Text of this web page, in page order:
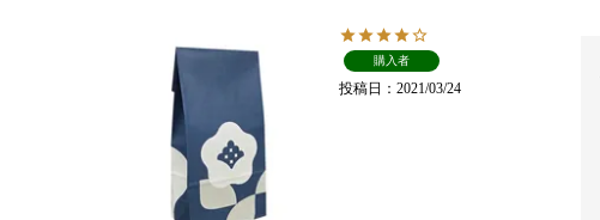
購入者
投稿日 2021/03/24